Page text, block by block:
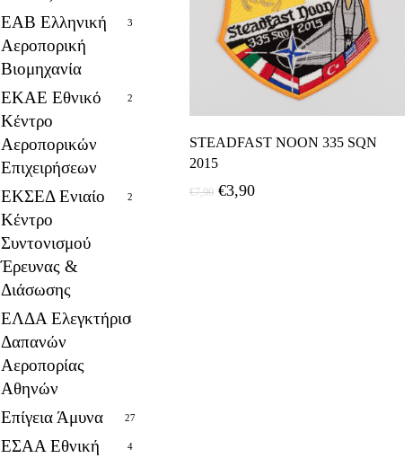
ΕΑΒ Ελληνική
Αεροπορική
Βιομηχανία
3
ΕΚΑΕ Εθνικό
Κέντρο
Αεροπορικών
Επιχειρήσεων
2
ΕΚΣΕΔ Ενιαίο
Κέντρο
Συντονισμού
Έρευνας &
Διάσωσης
2
ΕΛΔΑ Ελεγκτήριο
Δαπανών
Αεροπορίας
Αθηνών
1
Επίγεια Άμυνα 27
ΕΣΑΑ Εθνική
4
STEADFAST NOON 335 SQN
2015
€7,90 Original
€3,90Η